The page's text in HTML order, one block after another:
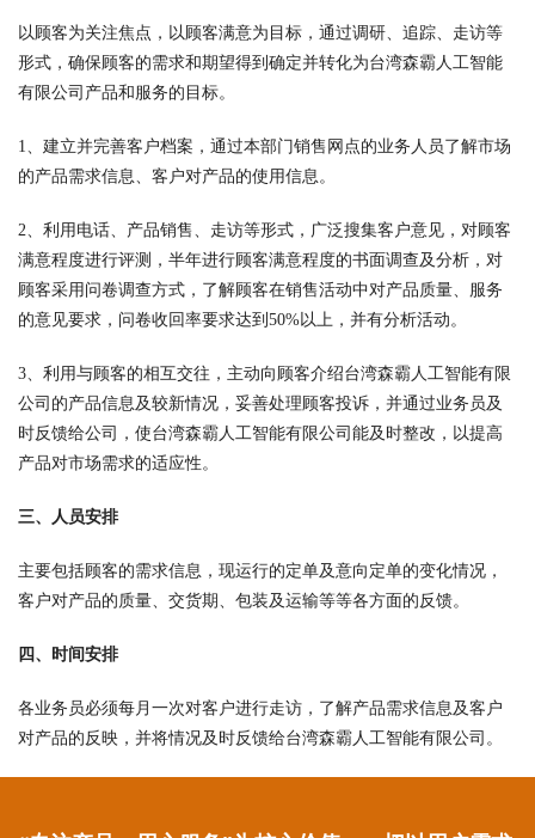
以顾客为关注焦点，以顾客满意为目标，通过调研、追踪、走访等
形式，确保顾客的需求和期望得到确定并转化为台湾森霸人工智能
有限公司产品和服务的目标。
1、建立并完善客户档案，通过本部门销售网点的业务人员了解市场
的产品需求信息、客户对产品的使用信息。
2、利用电话、产品销售、走访等形式，广泛搜集客户意见，对顾客
满意程度进行评测，半年进行顾客满意程度的书面调查及分析，对
顾客采用问卷调查方式，了解顾客在销售活动中对产品质量、服务
的意见要求，问卷收回率要求达到50%以上，并有分析活动。
3、利用与顾客的相互交往，主动向顾客介绍台湾森霸人工智能有限
公司的产品信息及较新情况，妥善处理顾客投诉，并通过业务员及
时反馈给公司，使台湾森霸人工智能有限公司能及时整改，以提高
产品对市场需求的适应性。
三、人员安排
主要包括顾客的需求信息，现运行的定单及意向定单的变化情况，
客户对产品的质量、交货期、包装及运输等等各方面的反馈。
四、时间安排
各业务员必须每月一次对客户进行走访，了解产品需求信息及客户
对产品的反映，并将情况及时反馈给台湾森霸人工智能有限公司。